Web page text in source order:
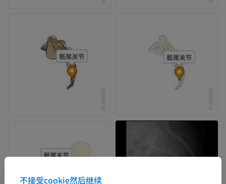
不接受cookie然后继续